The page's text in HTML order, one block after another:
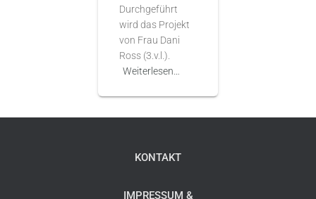
Durchgeführt
wird das Projekt
von Frau Dani
Ross (3.v.l.).
Weiterlesen…
KONTAKT
IMPRESSUM &